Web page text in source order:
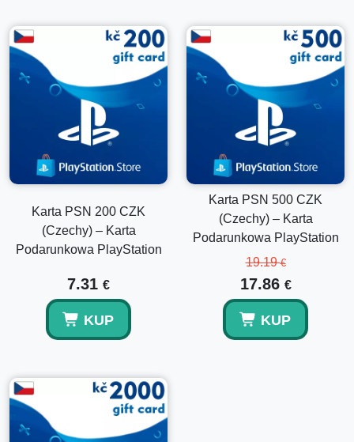
Czy kod może być użyty na innym regionalnym
koncie?
Nie, jest ważny tylko dla czeskich kont PlayStation.
Karta PSN 200 CZK
(Czechy) – Karta
Podarunkowa PlayStation
7.31 €
KUP
Karta PSN 500 CZK
(Czechy) – Karta
Podarunkowa PlayStation
19.19€
17.86 €
KUP